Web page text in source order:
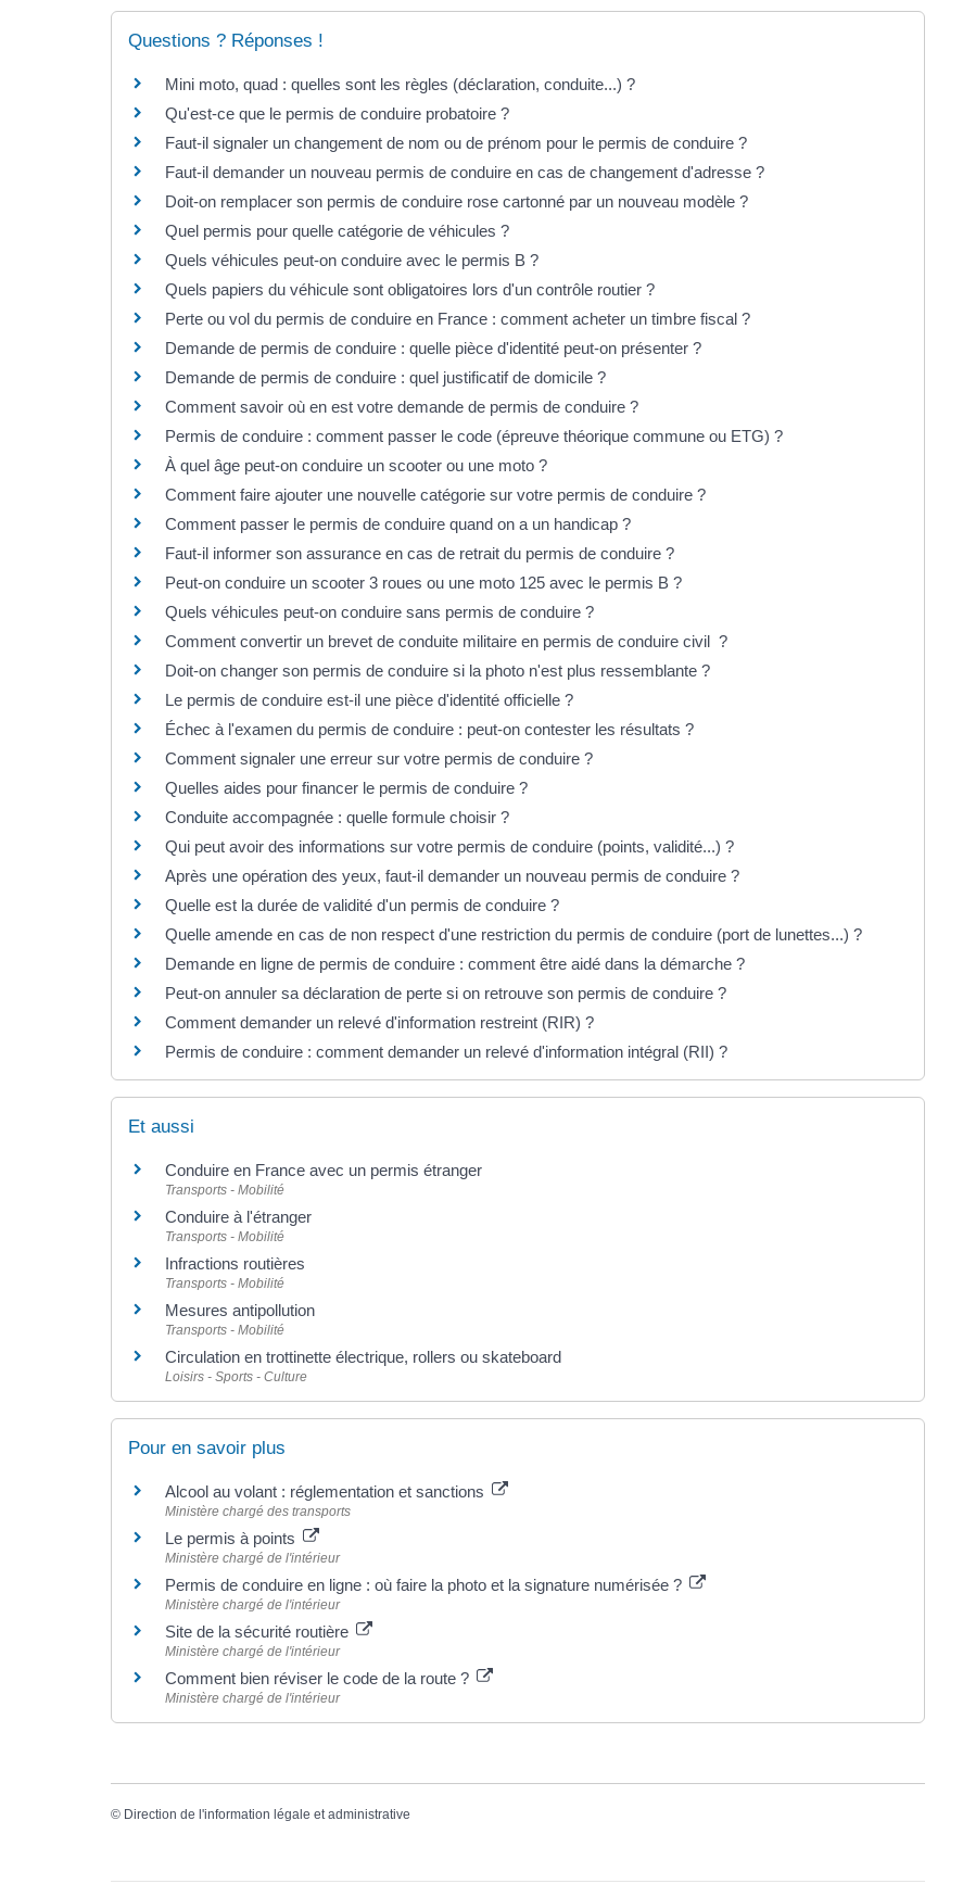
Questions ? Réponses !
Mini moto, quad : quelles sont les règles (déclaration, conduite...) ?
Qu'est-ce que le permis de conduire probatoire ?
Faut-il signaler un changement de nom ou de prénom pour le permis de conduire ?
Faut-il demander un nouveau permis de conduire en cas de changement d'adresse ?
Doit-on remplacer son permis de conduire rose cartonné par un nouveau modèle ?
Quel permis pour quelle catégorie de véhicules ?
Quels véhicules peut-on conduire avec le permis B ?
Quels papiers du véhicule sont obligatoires lors d'un contrôle routier ?
Perte ou vol du permis de conduire en France : comment acheter un timbre fiscal ?
Demande de permis de conduire : quelle pièce d'identité peut-on présenter ?
Demande de permis de conduire : quel justificatif de domicile ?
Comment savoir où en est votre demande de permis de conduire ?
Permis de conduire : comment passer le code (épreuve théorique commune ou ETG) ?
À quel âge peut-on conduire un scooter ou une moto ?
Comment faire ajouter une nouvelle catégorie sur votre permis de conduire ?
Comment passer le permis de conduire quand on a un handicap ?
Faut-il informer son assurance en cas de retrait du permis de conduire ?
Peut-on conduire un scooter 3 roues ou une moto 125 avec le permis B ?
Quels véhicules peut-on conduire sans permis de conduire ?
Comment convertir un brevet de conduite militaire en permis de conduire civil ?
Doit-on changer son permis de conduire si la photo n'est plus ressemblante ?
Le permis de conduire est-il une pièce d'identité officielle ?
Échec à l'examen du permis de conduire : peut-on contester les résultats ?
Comment signaler une erreur sur votre permis de conduire ?
Quelles aides pour financer le permis de conduire ?
Conduite accompagnée : quelle formule choisir ?
Qui peut avoir des informations sur votre permis de conduire (points, validité...) ?
Après une opération des yeux, faut-il demander un nouveau permis de conduire ?
Quelle est la durée de validité d'un permis de conduire ?
Quelle amende en cas de non respect d'une restriction du permis de conduire (port de lunettes...) ?
Demande en ligne de permis de conduire : comment être aidé dans la démarche ?
Peut-on annuler sa déclaration de perte si on retrouve son permis de conduire ?
Comment demander un relevé d'information restreint (RIR) ?
Permis de conduire : comment demander un relevé d'information intégral (RII) ?
Et aussi
Conduire en France avec un permis étranger
Transports - Mobilité
Conduire à l'étranger
Transports - Mobilité
Infractions routières
Transports - Mobilité
Mesures antipollution
Transports - Mobilité
Circulation en trottinette électrique, rollers ou skateboard
Loisirs - Sports - Culture
Pour en savoir plus
Alcool au volant : réglementation et sanctions
Ministère chargé des transports
Le permis à points
Ministère chargé de l'intérieur
Permis de conduire en ligne : où faire la photo et la signature numérisée ?
Ministère chargé de l'intérieur
Site de la sécurité routière
Ministère chargé de l'intérieur
Comment bien réviser le code de la route ?
Ministère chargé de l'intérieur
© Direction de l'information légale et administrative